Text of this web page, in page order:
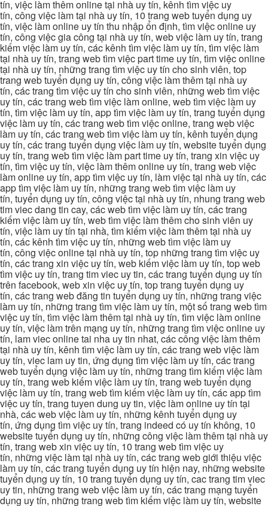
tín, việc làm thêm online tại nhà uy tín, kênh tìm việc uy
tín, công việc làm tại nhà uy tín, 10 trang web tuyển dụng uy
tín, việc làm online uy tín thu nhập ổn định, tìm việc online uy
tín, công việc gia công tại nhà uy tín, web việc làm uy tín, trang
kiếm việc làm uy tín, các kênh tìm việc làm uy tín, tìm việc làm
tại nhà uy tín, trang web tìm việc part time uy tín, tìm việc online
tại nhà uy tín, những trang tìm việc uy tín cho sinh viên, top
trang web tuyển dụng uy tín, công việc làm thêm tại nhà uy
tín, các trang tìm việc uy tín cho sinh viên, những web tìm việc
uy tín, các trang web tìm việc làm online, web tìm việc làm uy
tín, tìm việc làm uy tín, app tìm việc làm uy tín, trang tuyển dụng
việc làm uy tín, các trang web tìm việc online, trang web việc
làm uy tín, các trang web tìm việc làm uy tín, kênh tuyển dụng
uy tín, các trang tuyển dụng việc làm uy tín, website tuyển dụng
uy tín, trang web tìm việc làm part time uy tín, trang xin việc uy
tín, tìm việc uy tín, việc làm thêm online uy tín, trang web việc
làm online uy tín, app tìm việc uy tín, làm việc tại nhà uy tín, các
app tìm việc làm uy tín, những trang web tìm việc làm uy
tín, tuyển dụng uy tín, công việc tại nhà uy tín, nhung trang web
tim viec dang tin cay, các web tìm việc làm uy tín, các trang
kiếm việc làm uy tín, web tìm việc làm thêm cho sinh viên uy
tín, việc làm uy tín tại nhà, tìm kiếm việc làm thêm tại nhà uy
tín, các kênh tìm việc uy tín, những web tìm việc làm uy
tín, công việc online tại nhà uy tín, top những trang tìm việc uy
tín, các trang xin việc uy tín, web kiếm việc làm uy tín, top web
tìm việc uy tín, trang tim viec uy tin, các trang tuyển dụng uy tín
trên facebook, web xin việc uy tín, top trang tuyển dụng uy
tín, các trang web đăng tin tuyển dụng uy tín, những trang việc
làm uy tín, những trang tìm việc làm uy tín, một số trang web tìm
việc uy tín, tìm việc làm thêm tại nhà uy tín, tìm việc làm online
uy tín, việc làm trên mạng uy tín, những trang tìm việc online uy
tín, lam viec online tai nha uy tin nhat, các công việc làm thêm
tại nhà uy tín, kênh tìm việc làm uy tín, các trang web việc làm
uy tín, viec lam uy tin, ứng dụng tìm việc làm uy tín, các trang
web tuyển dụng việc làm uy tín, những trang tìm kiếm việc làm
uy tín, trang web kiếm việc làm uy tín, trang web tuyển dụng
việc làm uy tín, trang web tìm kiếm việc làm uy tín, các app tìm
việc uy tín, trang tuyen dung uy tin, việc làm online uy tín tại
nhà, các web việc làm uy tín, những kênh tuyển dụng uy
tín, ứng dụng tìm việc uy tín, trang indeed có uy tín không, 10
website tuyển dụng uy tín, những công việc làm thêm tại nhà uy
tín, trang web xin việc uy tín, 10 trang web tìm việc uy
tín, những việc làm tại nhà uy tín, các trang web giới thiệu việc
làm uy tín, các trang tuyển dụng uy tín hiện nay, những website
tuyển dụng uy tín, 10 trang tuyển dụng uy tín, cac trang tim viec
uy tin, những trang web việc làm uy tín, các trang mạng tuyển
dụng uy tín, những trang web tìm kiếm việc làm uy tín, website